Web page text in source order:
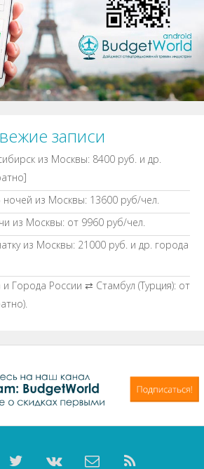
записи
из Москвы: 8400 руб. и др.
из Москвы: 13600 руб/чел.
из Москвы: от 9960 руб/чел.
из Москвы: 21000 руб. и др. города
Города России ⇄ Стамбул (Турция): от